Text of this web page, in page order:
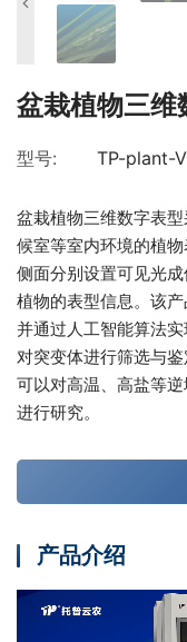
盆栽植物三维
型号: TP-plant-
盆栽植物三维数字表
候室等室内环境的植
侧面分别设置可见光
植物的表型信息。该
并通过人工智能算法
对突变体进行筛选与
可以对高温、高盐等
进行研究。
产品介绍